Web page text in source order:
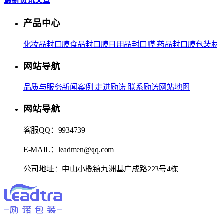
产品中心
化妆品封口膜食品封口膜 日用品封口膜 药品封口膜包装
网站导航
品质与服务新闻案例 走进励诺 联系励诺网站地图
网站导航
客服QQ：9934739
E-MAIL：leadmen@qq.com
公司地址：中山小榄镇九洲基广成路223号4栋